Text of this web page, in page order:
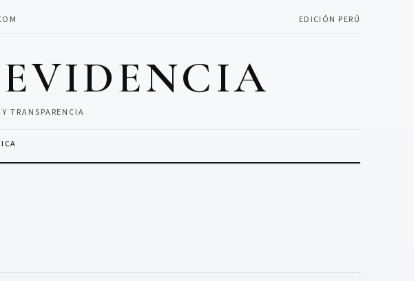
EDICIÓN PERÚ
TRANSPARENCIA